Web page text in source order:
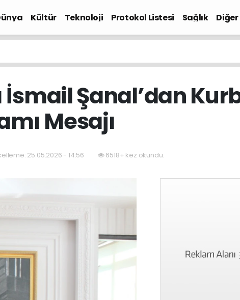
Kültür Teknoloji Protokol Listesi Sağlık Diğer
Şanal’dan
Mesajı
25.05.2026 - 14:56 6518+ kez okundu.